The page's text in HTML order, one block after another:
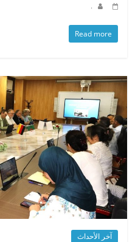
.
Read more
آخر الأحداث